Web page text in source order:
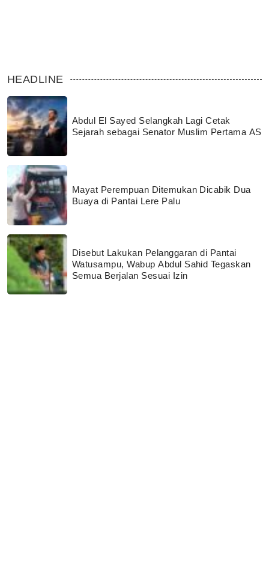
HEADLINE
Abdul El Sayed Selangkah Lagi Cetak
Sejarah sebagai Senator Muslim Pertama AS
Mayat Perempuan Ditemukan Dicabik Dua
Buaya di Pantai Lere Palu
Disebut Lakukan Pelanggaran di Pantai
Watusampu, Wabup Abdul Sahid Tegaskan
Semua Berjalan Sesuai Izin